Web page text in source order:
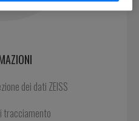
dei dati ZEISS
tracciamento